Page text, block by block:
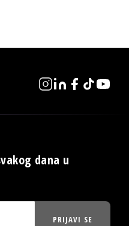
dana u
PRIJAVI SE